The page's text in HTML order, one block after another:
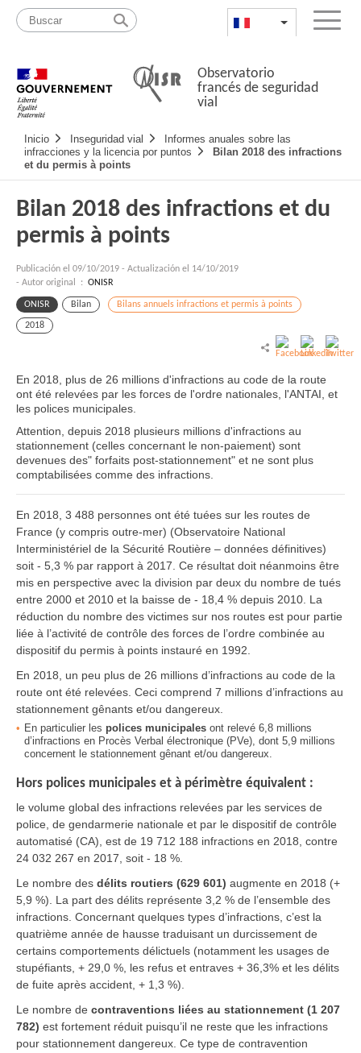
Pasar
contenido
Mapa
web
List additional
Menu
Observatorio
francés de seguridad
vial
Navigation
principale
Inicio Inseguridad vial
Informes anuales sobre las
infracciones y la licencia por puntos
Bilan 2018 des infractions
et du permis à points
Bilan 2018 des infractions et du
permis à points
Publicación el 09/10/2019 - Actualización el 14/10/2019
- Autor original : ONISR
ONISR Bilan Bilans annuels infractions et permis à points
2018
En 2018, plus de 26 millions d'infractions au code de la route
ont été relevées par les forces de l'ordre nationales, l'ANTAI, et
les polices municipales.
Attention, depuis 2018 plusieurs millions d'infractions au
stationnement (celles concernant le non-paiement) sont
devenues des" forfaits post-stationnement" et ne sont plus
comptabilisées comme des infractions.
En 2018, 3 488 personnes ont été tuées sur les routes de
France (y compris outre-mer) (Observatoire National
Interministériel de la Sécurité Routière – données définitives)
soit - 5,3 % par rapport à 2017. Ce résultat doit néanmoins être
mis en perspective avec la division par deux du nombre de tués
entre 2000 et 2010 et la baisse de - 18,4 % depuis 2010. La
réduction du nombre des victimes sur nos routes est pour partie
liée à l’activité de contrôle des forces de l’ordre combinée au
dispositif du permis à points instauré en 1992.
En 2018, un peu plus de 26 millions d’infractions au code de la
route ont été relevées. Ceci comprend 7 millions d’infractions au
stationnement gênants et/ou dangereux.
En particulier les polices municipales ont relevé 6,8 millions
d’infractions en Procès Verbal électronique (PVe), dont 5,9 millions
concernent le stationnement gênant et/ou dangereux.
Hors polices municipales et à périmètre équivalent :
le volume global des infractions relevées par les services de
police, de gendarmerie nationale et par le dispositif de contrôle
automatisé (CA), est de 19 712 188 infractions en 2018, contre
24 032 267 en 2017, soit - 18 %.
Le nombre des délits routiers (629 601) augmente en 2018 (+
5,9 %). La part des délits représente 3,2 % de l’ensemble des
infractions. Concernant quelques types d’infractions, c’est la
quatrième année de hausse traduisant un durcissement de
certains comportements délictuels (notamment les usages de
stupéfiants, + 29,0 %, les refus et entraves + 36,3% et les délits
de fuite après accident, + 1,3 %).
Le nombre de contraventions liées au stationnement (1 207
782) est fortement réduit puisqu’il ne reste que les infractions
pour stationnement dangereux. Ce type de contravention